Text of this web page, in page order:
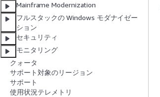
Mainframe Modernization
フルスタックの Windows モダナイゼー
ション
セキュリティ
モニタリング
クォータ
サポート対象のリージョン
サポート
使用状況テレメトリ